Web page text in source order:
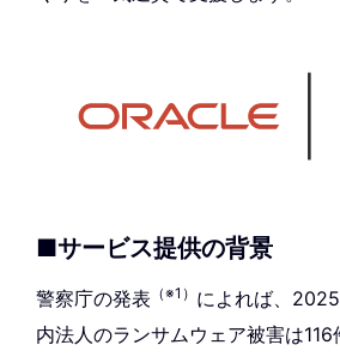
■サービス提供の背景
警察庁の発表 （※1） によれば、
内法人のランサムウェア被害は